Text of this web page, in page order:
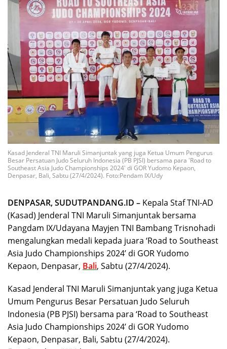
Kasad Jenderal TNI Maruli Simanjuntak yang juga Ketua Umum Pengurus
Besar Persatuan Judo Seluruh Indonesia (PB PJSI) bersama para 'Road to
Southeast Asia Judo Championships 2024' di GOR Yudomo Kepaon,
Denpasar, Bali, Sabtu (27/4/2024). Foto:Pendam IX/Udy
DENPASAR, SUDUTPANDANG.ID – Kepala Staf TNI-AD
(Kasad) Jenderal TNI Maruli Simanjuntak bersama
Pangdam IX/Udayana Mayjen TNI Bambang Trisnohadi
mengalungkan medali kepada juara ‘Road to Southeast
Asia Judo Championships 2024’ di GOR Yudomo
Kepaon, Denpasar, Bali, Sabtu (27/4/2024).
Kasad Jenderal TNI Maruli Simanjuntak yang juga Ketua
Umum Pengurus Besar Persatuan Judo Seluruh
Indonesia (PB PJSI) bersama para ‘Road to Southeast
Asia Judo Championships 2024’ di GOR Yudomo
Kepaon, Denpasar, Bali, Sabtu (27/4/2024).